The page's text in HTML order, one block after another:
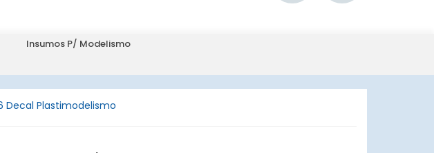
Insumos P/ Modelismo
Decal Plastimodelismo